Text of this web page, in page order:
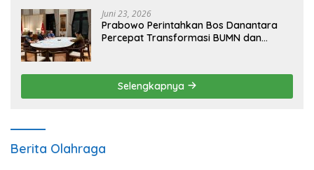
Juni 23, 2026
Prabowo Perintahkan Bos Danantara
Percepat Transformasi BUMN dan
Selengkapnya
Berita Olahraga